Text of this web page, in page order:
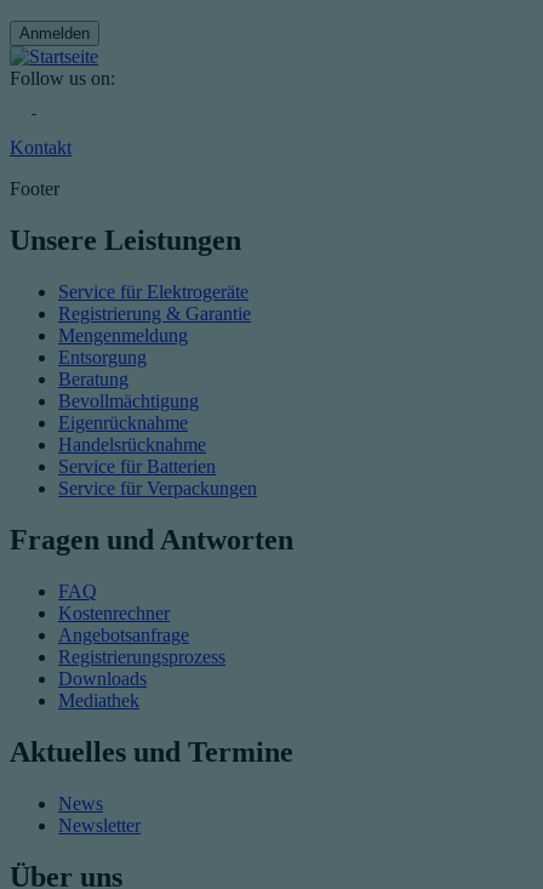
Follow us on:
Kontakt
Footer
Unsere Leistungen
Service für Elektrogeräte
Registrierung & Garantie
Mengenmeldung
Entsorgung
Beratung
Bevollmächtigung
Eigenrücknahme
Handelsrücknahme
Service für Batterien
Service für Verpackungen
Fragen und Antworten
FAQ
Kostenrechner
Angebotsanfrage
Registrierungsprozess
Downloads
Mediathek
Aktuelles und Termine
News
Newsletter
Über uns